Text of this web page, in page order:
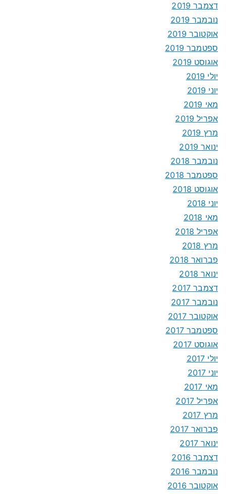
דצמבר 2019
נובמבר 2019
אוקטובר 2019
ספטמבר 2019
אוגוסט 2019
יולי 2019
יוני 2019
מאי 2019
אפריל 2019
מרץ 2019
ינואר 2019
נובמבר 2018
ספטמבר 2018
אוגוסט 2018
יוני 2018
מאי 2018
אפריל 2018
מרץ 2018
פברואר 2018
ינואר 2018
דצמבר 2017
נובמבר 2017
אוקטובר 2017
ספטמבר 2017
אוגוסט 2017
יולי 2017
יוני 2017
מאי 2017
אפריל 2017
מרץ 2017
פברואר 2017
ינואר 2017
דצמבר 2016
נובמבר 2016
אוקטובר 2016